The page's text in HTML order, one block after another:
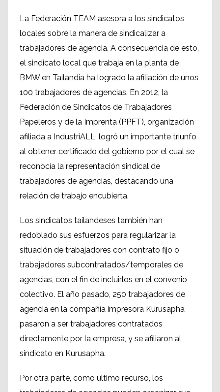
La Federación TEAM asesora a los sindicatos
locales sobre la manera de sindicalizar a
trabajadores de agencia. A consecuencia de esto,
el sindicato local que trabaja en la planta de
BMW en Tailandia ha logrado la afiliación de unos
100 trabajadores de agencias. En 2012, la
Federación de Sindicatos de Trabajadores
Papeleros y de la Imprenta (PPFT), organización
afiliada a IndustriALL, logró un importante triunfo
al obtener certificado del gobierno por el cual se
reconocía la representación sindical de
trabajadores de agencias, destacando una
relación de trabajo encubierta.
Los sindicatos tailandeses también han
redoblado sus esfuerzos para regularizar la
situación de trabajadores con contrato fijo o
trabajadores subcontratados/temporales de
agencias, con el fin de incluirlos en el convenio
colectivo. El año pasado, 250 trabajadores de
agencia en la compañía impresora Kurusapha
pasaron a ser trabajadores contratados
directamente por la empresa, y se afiliaron al
sindicato en Kurusapha.
Por otra parte, como último recurso, los